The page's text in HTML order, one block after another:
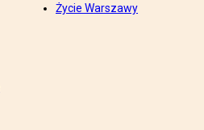
Życie Warszawy